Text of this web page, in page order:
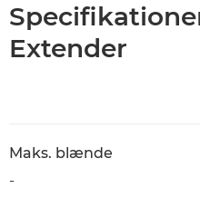
Extender
Maks. blænde
-